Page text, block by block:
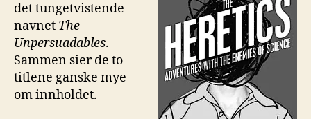
det tungetvistende
navnet The
Unpersuadables.
Sammen sier de to
titlene ganske mye
om innholdet.